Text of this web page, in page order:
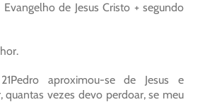
de Jesus Cristo + segundo
aproximou-se de Jesus e
quantas vezes devo perdoar, se meu